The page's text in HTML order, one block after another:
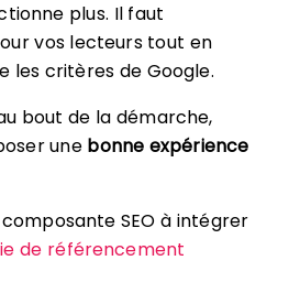
plus. Il faut
vos lecteurs tout en
les critères de Google.
bout de la démarche,
une bonne expérience
SEO à intégrer
de référencement